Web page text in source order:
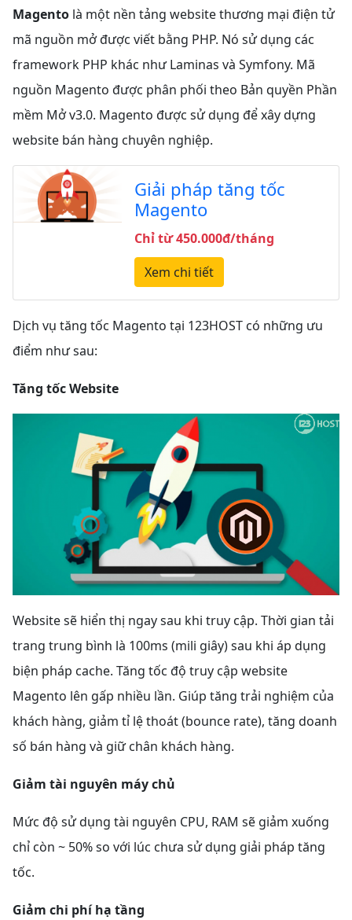
Magento là một nền tảng website thương mại điện tử
mã nguồn mở được viết bằng PHP. Nó sử dụng các
framework PHP khác như Laminas và Symfony. Mã
nguồn Magento được phân phối theo Bản quyền Phần
mềm Mở v3.0. Magento được sử dụng để xây dựng
website bán hàng chuyên nghiệp.
Giải pháp tăng tốc
Magento
Chỉ từ 450.000đ/tháng
Xem chi tiết
Dịch vụ tăng tốc Magento tại 123HOST có những ưu
điểm như sau:
Tăng tốc Website
Website sẽ hiển thị ngay sau khi truy cập. Thời gian tải
trang trung bình là 100ms (mili giây) sau khi áp dụng
biện pháp cache. Tăng tốc độ truy cập website
Magento lên gấp nhiều lần. Giúp tăng trải nghiệm của
khách hàng, giảm tỉ lệ thoát (bounce rate), tăng doanh
số bán hàng và giữ chân khách hàng.
Giảm tài nguyên máy chủ
Mức độ sử dụng tài nguyên CPU, RAM sẽ giảm xuống
chỉ còn ~ 50% so với lúc chưa sử dụng giải pháp tăng
tốc.
Giảm chi phí hạ tầng